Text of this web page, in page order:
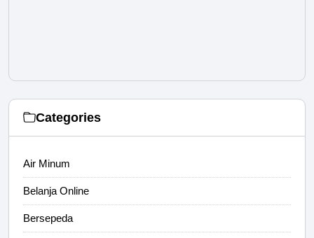
Categories
Air Minum
Belanja Online
Bersepeda